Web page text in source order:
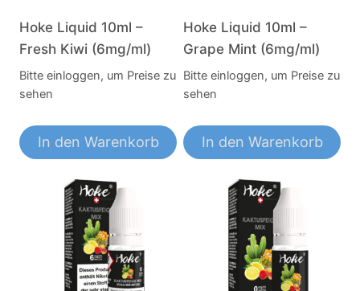
Hoke Liquid 10ml –
Fresh Kiwi (6mg/ml)
Bitte einloggen, um Preise zu
sehen
In den Warenkorb
Hoke Liquid 10ml –
Grape Mint (6mg/ml)
Bitte einloggen, um Preise zu
sehen
In den Warenkorb